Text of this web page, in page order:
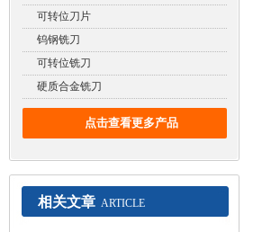
可转位刀片
钨钢铣刀
可转位铣刀
硬质合金铣刀
点击查看更多产品
相关文章 ARTICLE